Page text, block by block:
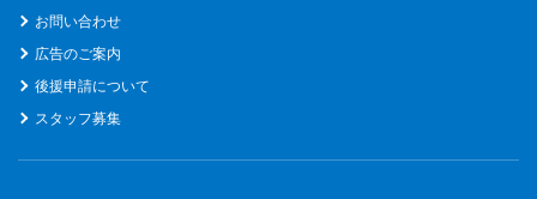
お問い合わせ
広告のご案内
後援申請について
スタッフ募集